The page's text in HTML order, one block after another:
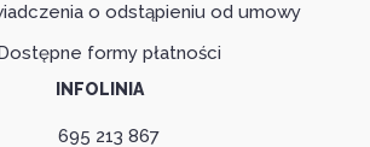
o odstąpieniu od umowy
formy płatności
INFOLINIA
695 213 867